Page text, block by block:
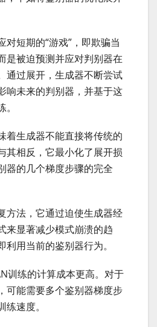
对短期的“游戏”，即欺骗当
是被迫预测并应对判别器在
通过展开，生成器不断尝试
响未来的判别器，并基于这
着生成器不能直接将传统的
其相反，它最小化了展开损
器的几个梯度步骤的完全
方法，它通过迫使生成器经
来显著减少模式崩溃的趋
用当前的鉴别器行为。
训练的计算成本更高。对于
可能需要多个鉴别器梯度步
速度。